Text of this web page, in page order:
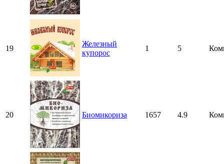
19
Железный
купорос
1 5
20 Биомикориза 1657 4.9